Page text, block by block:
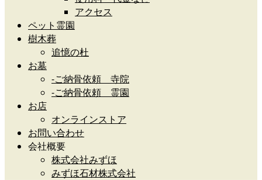
アクセス
ペット霊園
樹木葬
追憶の杜
お墓
-ご納骨依頼 寺院
-ご納骨依頼 霊園
お店
オンラインストア
お問い合わせ
会社概要
株式会社みずほ
みずほ石材株式会社